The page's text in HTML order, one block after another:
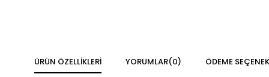
ÜRÜN ÖZELLIKLERI YORUMLAR(0) ÖDEME